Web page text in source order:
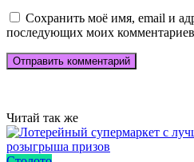
Сохранить моё имя, email и
последующих моих
Читай так же